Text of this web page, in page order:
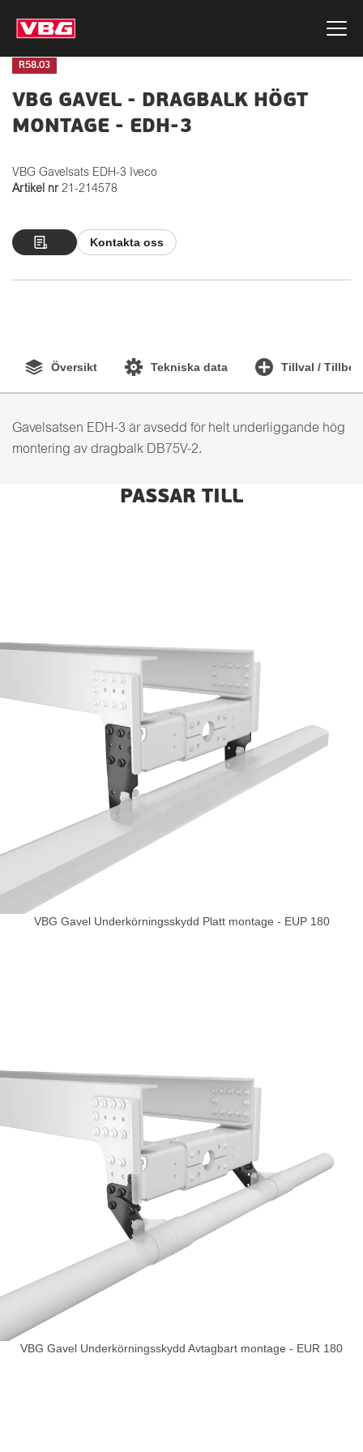
R58.03
VBG GAVEL - DRAGBALK HÖGT
MONTAGE - EDH-3
VBG Gavelsats EDH-3 Iveco
Artikel nr 21-214578
Kontakta oss
Översikt Tekniska data Tillval /
Gavelsatsen EDH-3 är avsedd för helt underliggande hög
montering av dragbalk DB75V-2.
PASSAR TILL
VBG Gavel Underkörningsskydd Platt montage - EUP 180
VBG Gavel Underkörningsskydd Avtagbart montage - EUR 180